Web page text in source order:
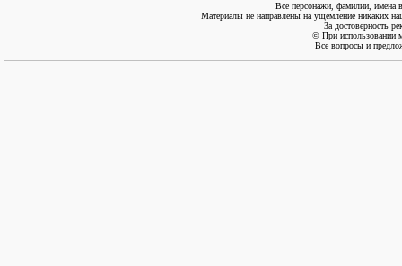
Все персонажи, фамилии, имена
Материалы не направлены на ущемление никаких
За достоверность
© При использовании
Все вопросы и